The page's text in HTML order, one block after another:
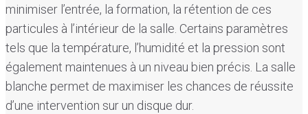
minimiser l’entrée, la formation, la rétention de ces
particules à l’intérieur de la salle. Certains paramètres
tels que la température, l’humidité et la pression sont
également maintenues à un niveau bien précis. La salle
blanche permet de maximiser les chances de réussite
d’une intervention sur un disque dur.